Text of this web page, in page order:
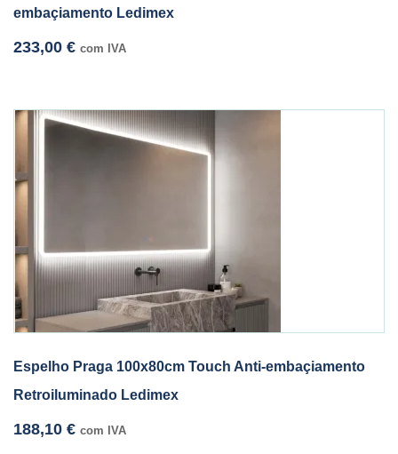
embaçiamento Ledimex
233,00 € com IVA
Espelho Praga 100x80cm Touch Anti-embaçiamento
Retroiluminado Ledimex
188,10 € com IVA